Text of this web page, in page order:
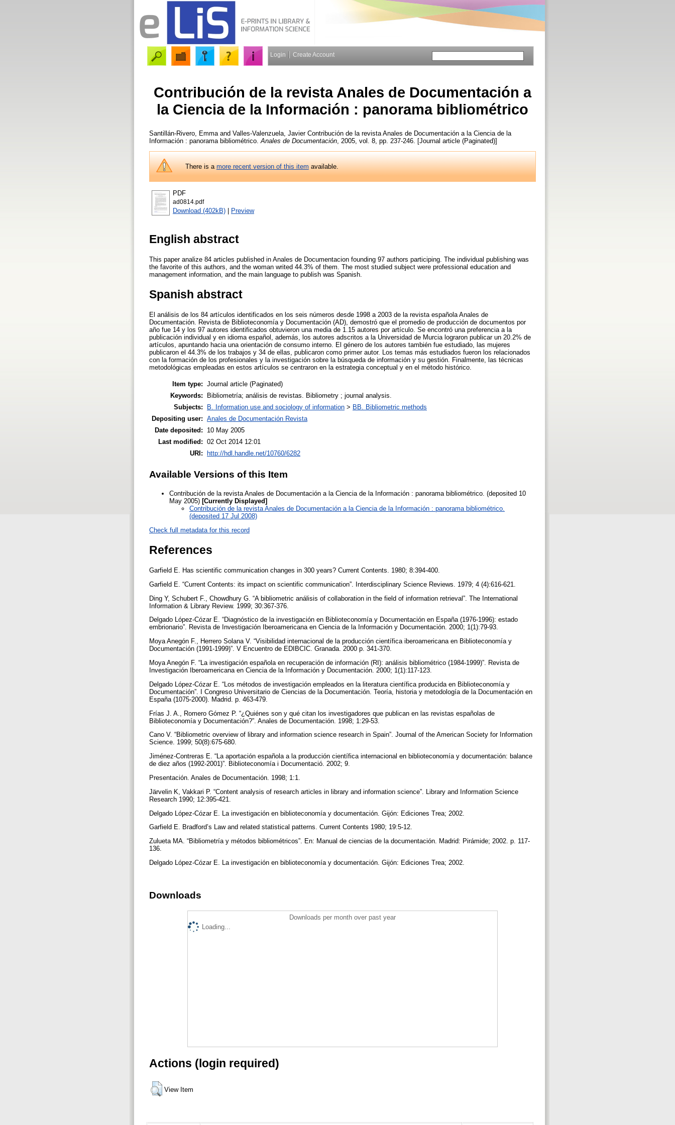
Login Create Account
Contribución de la revista Anales de Documentación a
la Ciencia de la Información : panorama bibliométrico
Santillán-Rivero, Emma and Valles-Valenzuela, JavierContribución de la revista Anales de Documentación a la Ciencia de la
Información : panorama bibliométrico. Anales de Documentación , 2005, vol. 8, pp. 237-246. [Journal article (Paginated)]
There is amore recent version of this itemavailable.
PDF
ad0814.pdf
Download (402kB) Preview
English abstract
This paper analize 84 articles published in Anales de Documentacion founding 97 authors participing. The individual publishing was
the favorite of this authors, and the woman writed 44.3% of them. The most studied subject were professional education and
management information, and the main language to publish was Spanish.
Spanish abstract
El análisis de los 84 artículos identificados en los seis números desde 1998 a 2003 de la revista española Anales de
Documentación. Revista de Biblioteconomía y Documentación (AD), demostró que el promedio de producción de documentos por
año fue 14 y los 97 autores identificados obtuvieron una media de 1.15 autores por artículo. Se encontró una preferencia a la
publicación individual y en idioma español, además, los autores adscritos a la Universidad de Murcia lograron publicar un 20.2% de
artículos, apuntando hacia una orientación de consumo interno. El género de los autores también fue estudiado, las mujeres
publicaron el 44.3% de los trabajos y 34 de ellas, publicaron como primer autor. Los temas más estudiados fueron los relacionados
con la formación de los profesionales y la investigación sobre la búsqueda de información y su gestión. Finalmente, las técnicas
metodológicas empleadas en estos artículos se centraron en la estrategia conceptual y en el método histórico.
Item type: Journal article (Paginated)
Keywords:
Bibliometría; análisis de revistas. Bibliometry ; journal analysis.
Subjects:
B. Information use and sociology of information > BB. Bibliometric methods
Depositing user: Anales de Documentación Revista
Date deposited:
10 May 2005
Last modified: 02 Oct 2014 12:01
URI: http://hdl.handle.net/10760/6282
Available Versions of this Item
Contribución de la revista Anales de Documentación a la Ciencia de la Información : panorama bibliométrico. (deposited 10
May 2005) [Currently Displayed]
Contribución de la revista Anales de Documentación a la Ciencia de la Información : panorama bibliométrico.
(deposited 17 Jul 2008)
Check full metadata for this record
References
Garfield E. Has scientific communication changes in 300 years? Current Contents. 1980; 8:394-400.
Garfield E. “Current Contents: its impact on scientific communication”. Interdisciplinary Science Reviews. 1979; 4 (4):616-621.
Ding Y, Schubert F., Chowdhury G. “A bibliometric análisis of collaboration in the field of information retrieval”. The International
Information & Library Review. 1999; 30:367-376.
Delgado López-Cózar E. “Diagnóstico de la investigación en Biblioteconomía y Documentación en España (1976-1996): estado
embrionario”. Revista de Investigación Iberoamericana en Ciencia de la Información y Documentación. 2000; 1(1):79-93.
Moya Anegón F., Herrero Solana V. “Visibilidad internacional de la producción científica iberoamericana en Biblioteconomía y
Documentación (1991-1999)”. V Encuentro de EDIBCIC. Granada. 2000 p. 341-370.
Moya Anegón F. “La investigación española en recuperación de información (RI): análisis bibliométrico (1984-1999)”. Revista de
Investigación Iberoamericana en Ciencia de la Información y Documentación. 2000; 1(1):117-123.
Delgado López-Cózar E. “Los métodos de investigación empleados en la literatura científica producida en Biblioteconomía y
Documentación”. I Congreso Universitario de Ciencias de la Documentación. Teoría, historia y metodología de la Documentación en
España (1075-2000). Madrid. p. 463-479.
Frías J. A., Romero Gómez P. “¿Quiénes son y qué citan los investigadores que publican en las revistas españolas de
Biblioteconomía y Documentación?”. Anales de Documentación. 1998; 1:29-53.
Cano V. “Bibliometric overview of library and information science research in Spain”. Journal of the American Society for Information
Science. 1999; 50(8):675-680.
Jiménez-Contreras E. “La aportación española a la producción científica internacional en biblioteconomía y documentación: balance
de diez años (1992-2001)”. Biblioteconomía i Documentació. 2002; 9.
Presentación. Anales de Documentación. 1998; 1:1.
Järvelin K, Vakkari P. “Content analysis of research articles in library and information science”. Library and Information Science
Research 1990; 12:395-421.
Delgado López-Cózar E. La investigación en biblioteconomía y documentación. Gijón: Ediciones Trea; 2002.
Garfield E. Bradford’s Law and related statistical patterns. Current Contents 1980; 19:5-12.
Zulueta MA. “Bibliometría y métodos bibliométricos”. En: Manual de ciencias de la documentación. Madrid: Pirámide; 2002. p. 117-
136.
Delgado López-Cózar E. La investigación en biblioteconomía y documentación. Gijón: Ediciones Trea; 2002.
Downloads
Downloads per month over past year
Loading...
Actions (login required)
View Item